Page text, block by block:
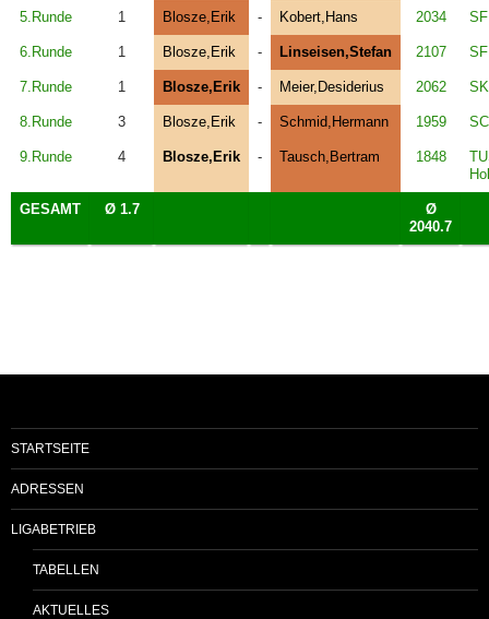
5.Runde 1 Blosze,Erik - Kobert,Hans 2034
6.Runde 1 Blosze,Erik - Linseisen,Stefan 2107
7.Runde 1 Blosze,Erik - Meier,Desiderius 2062
8.Runde 3 Blosze,Erik - Schmid,Hermann 1959
9.Runde 4 Blosze,Erik - Tausch,Bertram 1848
GESAMT Ø 1.7
Ø
2040.7
STARTSEITE
ADRESSEN
LIGABETRIEB
TABELLEN
AKTUELLES